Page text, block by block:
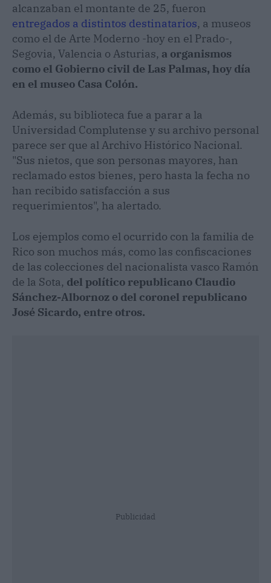
alcanzaban el montante de 25, fueron
entregados a distintos destinatarios, a museos
como el de Arte Moderno -hoy en el Prado-,
Segovia, Valencia o Asturias, a organismos
como el Gobierno civil de Las Palmas, hoy día
en el museo Casa Colón.
Además, su biblioteca fue a parar a la
Universidad Complutense y su archivo personal
parece ser que al Archivo Histórico Nacional.
"Sus nietos, que son personas mayores, han
reclamado estos bienes, pero hasta la fecha no
han recibido satisfacción a sus
requerimientos", ha alertado.
Los ejemplos como el ocurrido con la familia de
Rico son muchos más, como las confiscaciones
de las colecciones del nacionalista vasco Ramón
de la Sota, del político republicano Claudio
Sánchez-Albornoz o del coronel republicano
José Sicardo, entre otros.
Publicidad